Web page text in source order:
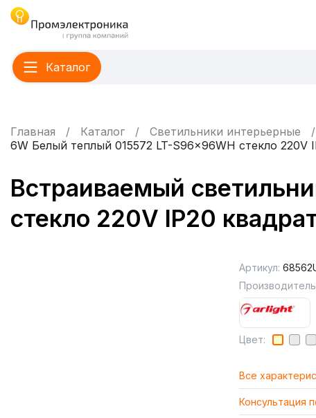
Каталог
Главная Каталог Светильники интерьерные
6W Белый теплый 015572 LT-S96x96WH стекло 220V
Встраиваемый
стекло 220V IP20
Артикул:
Производитель
Цвет:
Все
Консультация